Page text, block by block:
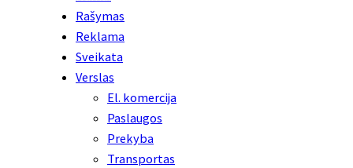
Rašymas
Reklama
Sveikata
Verslas
El. komercija
Paslaugos
Prekyba
Transportas